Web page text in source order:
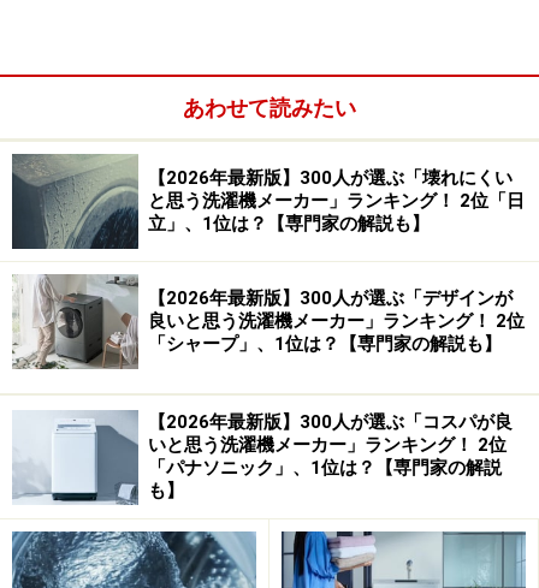
回答者に日立を選んだ理由を聞くと、以下のような声が
寄せられました。
「日立はもともとモーターを作る会社で駆動部
の頑丈さが壊れにくいイメージがあるから」
（40代男性／徳島県）
「日立の家電は全体的に耐久性が高い印象があ
り、実際に我が家の洗濯機も長年トラブルなく
使えています。モーターの強さや作りの頑丈さ
がしっかりしているため、毎日のように使って
あわせて読みたい
【2026年最新版】300人が選ぶ「壊れにくい
と思う洗濯機メーカー」ランキング！ 2位「日
立」、1位は？【専門家の解説も】
【2026年最新版】300人が選ぶ「デザインが
良いと思う洗濯機メーカー」ランキング！ 2位
「シャープ」、1位は？【専門家の解説も】
【2026年最新版】300人が選ぶ「コスパが良
いと思う洗濯機メーカー」ランキング！ 2位
「パナソニック」、1位は？【専門家の解説
も】